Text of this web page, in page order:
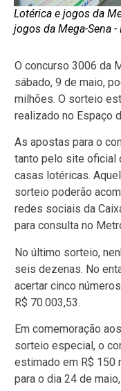
Lotérica e jogos da
jogos da Mega-Sena -
O concurso 3006 da
sábado, 9 de maio,
milhões. O sorteio
realizado no Espaço
As apostas para o
tanto pelo site oficial
casas lotéricas.
sorteio poderão
redes sociais da
para consulta no
No último sorteio,
seis dezenas. No
acertar cinco
R$ 70.003,53.
Em comemoração
sorteio especial, o
estimado em R$ 150
para o dia 24 de